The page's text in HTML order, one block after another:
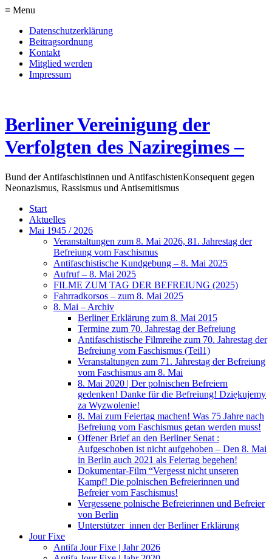
≡ Menu
Datenschutzerklärung
Beitragsordnung
Kontakt
Mitglied werden
Impressum
Berliner Vereinigung der
Verfolgten des Naziregimes –
Bund der Antifaschistinnen und AntifaschistenKonsequent gegen
Neonazismus, Rassismus und Antisemitismus
Start
Aktuelles
Mai 1945 / 2026
Veranstaltungen zum 8. Mai 2026, 81. Jahrestag der
Befreiung vom Faschismus
Antifaschistische Kundgebung – 8. Mai 2025
Aufruf – 8. Mai 2025
FILME ZUM TAG DER BEFREIUNG (2025)
Fahrradkorsos – zum 8. Mai 2025
8. Mai – Archiv
Berliner Erklärung zum 8. Mai 2015
Termine zum 70. Jahrestag der Befreiung
Antifaschistische Filmreihe zum 70. Jahrestag der
Befreiung vom Faschismus (Teil1)
Veranstaltungen zum 71. Jahrestag der Befreiung
vom Faschismus am 8. Mai
8. Mai 2020 | Der polnischen Befreiern
gedenken! Danke für die Befreiung! Dziękujemy
za Wyzwolenie!
8. Mai zum Feiertag machen! Was 75 Jahre nach
Befreiung vom Faschismus getan werden muss!
Offener Brief an den Berliner Senat :
Aufgeschoben ist nicht aufgehoben – Den 8. Mai
in Berlin auch 2021 als Feiertag begehen!
Dokumentar-Film “Vergesst nicht unseren
Kampf! Die polnischen Befreierinnen und
Befreier vom Faschismus!
Vergessene polnische Befreierinnen und Befreier
von Berlin
Unterstützer_innen der Berliner Erklärung
Jour Fixe
Antifa Jour Fixe | Jahr 2026